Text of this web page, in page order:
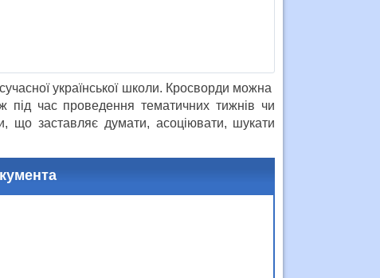
української школи. Кросворди можна
під час проведення тематичних тижнів чи
що заставляє думати, асоціювати, шукати